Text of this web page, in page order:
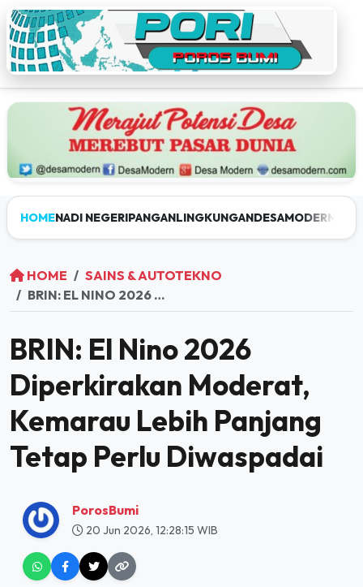
HOMENADI NEGERIPANGANLINGKUNGANDESAMODERN
HOME
SAINS & AUTOTEKNO
BRIN: EL NINO 2026 DIPERKIRAKAN MODERAT, KEMARAU LEBIH PANJANG TETAP PERLU DIWASPADAI
BRIN: El Nino 2026
Diperkirakan Moderat,
Kemarau Lebih Panjang
Tetap Perlu Diwaspadai
PorosBumi
20 Jun 2026, 12:28:15 WIB